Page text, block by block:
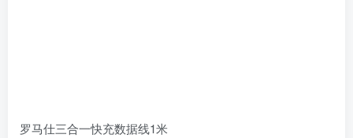
罗马仕三合一快充数据线1米